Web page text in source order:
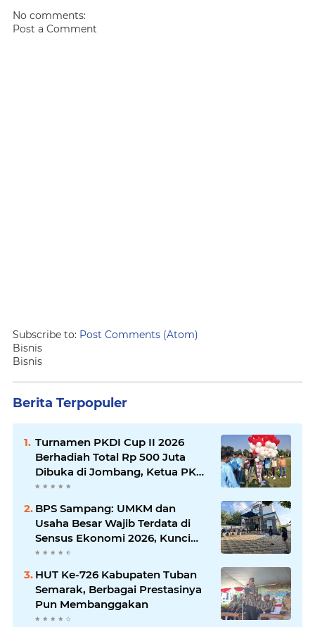
No comments:
Post a Comment
Subscribe to: Post Comments (Atom)
Bisnis
Bisnis
Berita Terpopuler
Turnamen PKDI Cup II 2026
Berhadiah Total Rp 500 Juta
Dibuka di Jombang, Ketua PKDI
Jatim Syaifullah Mahdi: Ajang
Komunikasi Antar-Kades untuk
Memajukan Desa
BPS Sampang: UMKM dan
Usaha Besar Wajib Terdata di
Sensus Ekonomi 2026, Kunci
Kebijakan Tepat Sasaran
HUT Ke-726 Kabupaten Tuban
Semarak, Berbagai Prestasinya
Pun Membanggakan